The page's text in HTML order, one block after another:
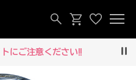
にご注意ください‼